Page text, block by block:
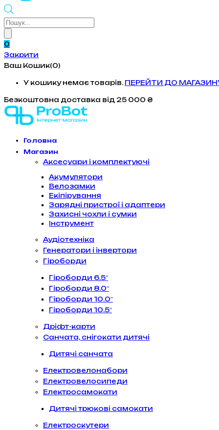
Products
0
Закрити
Ваш Кошик(0)
У кошику немає товарів. ПЕРЕЙТИ ДО
Безкоштовна доставка від 25 000 ₴
Головна
Магазин
Аксесуари і комплектуючі
Акумулятори
Велозамки
Екіпірування
Зарядні пристрої і адаптери
Захисні чохли і сумки
Інструмент
Аудіотехніка
Генератори і інвертори
Гіроборди
Гіроборди 6.5″
Гіроборди 8.0″
Гіроборди 10.0″
Гіроборди 10.5″
Дріфт-карти
Санчата, снігокати дитячі
Дитячі санчата
Електровелонабори
Електровелосипеди
Електросамокати
Дитячі трюкові самокати
Електроскутери